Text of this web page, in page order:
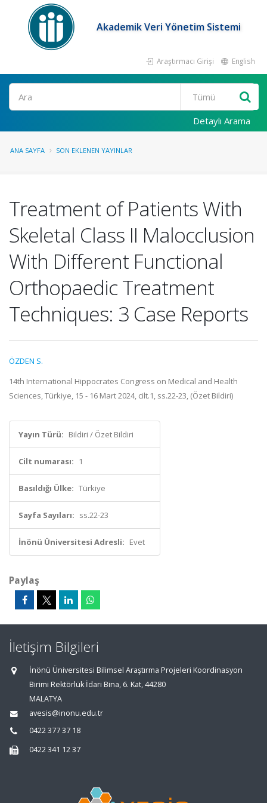
Akademik Veri Yönetim Sistemi
Araştırmacı Girişi English
Ara
Detaylı Arama
ANA SAYFA SON EKLENEN YAYINLAR
Treatment of Patients With
Skeletal Class II Malocclusion
With Different Functional
Orthopaedic Treatment
Techniques: 3 Case Reports
ÖZDEN S.
14th International Hippocrates Congress on Medical and Health
Sciences, Türkiye, 15 - 16 Mart 2024, cilt.1, ss.22-23, (Özet Bildiri)
Yayın Türü: Bildiri / Özet Bildiri
Cilt numarası: 1
Basıldığı Ülke: Türkiye
Sayfa Sayıları: ss.22-23
İnönü Üniversitesi Adresli: Evet
Paylaş
İletişim Bilgileri
İnönü Üniversitesi Bilimsel Araştırma Projeleri Koordinasyon
Birimi Rektörlük İdari Bina, 6. Kat, 44280
MALATYA
avesis@inonu.edu.tr
0422 377 37 18
0422 341 12 37